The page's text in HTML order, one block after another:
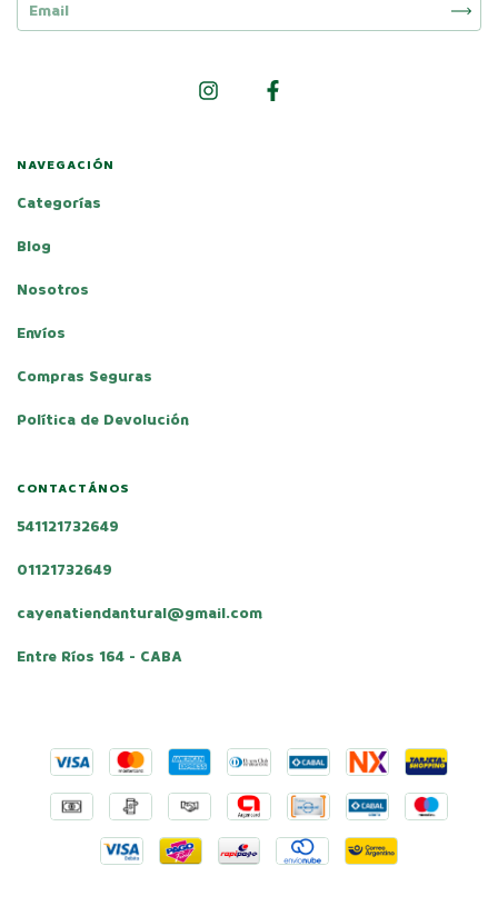
NAVEGACIÓN
Categorías
Blog
Nosotros
Envíos
Compras Seguras
Política de Devolución
CONTACTÁNOS
541121732649
01121732649
cayenatiendantural@gmail.com
Entre Ríos 164 - CABA